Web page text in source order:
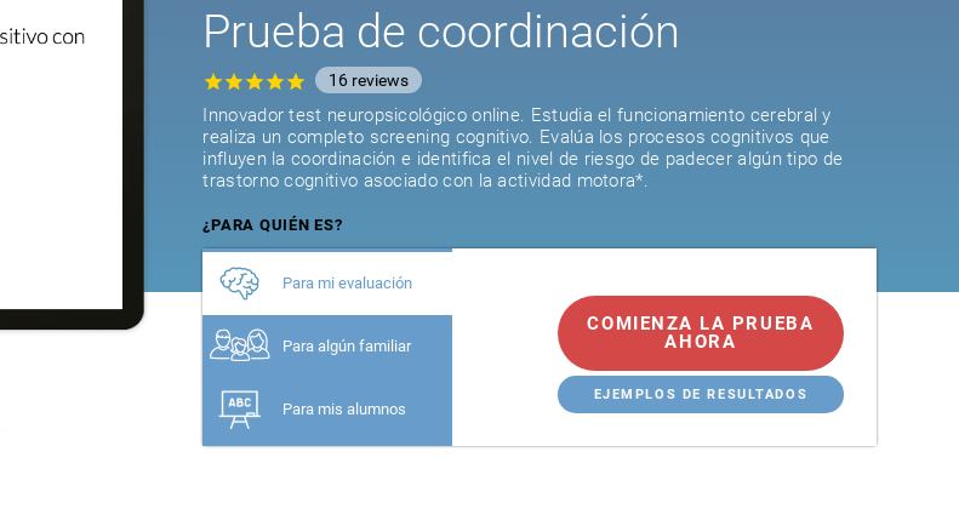
Prueba de coordinación
16 reviews
Innovador test neuropsicológico online. Estudia el funcionamiento cerebral y
realiza un completo screening cognitivo. Evalúa los procesos cognitivos que
influyen la coordinación e identifica el nivel de riesgo de padecer algún tipo de
trastorno cognitivo asociado con la actividad motora*.
¿PARA QUIÉN ES?
Para mi evaluación
Para algún familiar
Para mis alumnos
COMIENZA LA PRUEBA
AHORA
EJEMPLOS DE RESULTADOS